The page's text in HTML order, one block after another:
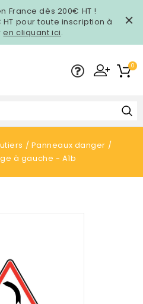
France dès 200€ HT !
pour toute inscription à
en cliquant ici.
0
Panneaux danger
à gauche - A1b